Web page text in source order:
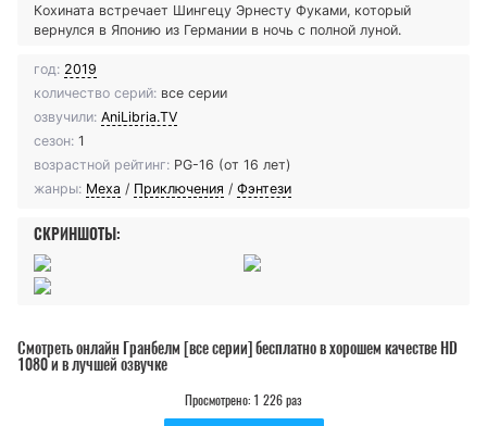
Кохината встречает Шингецу Эрнесту Фуками, который
вернулся в Японию из Германии в ночь с полной луной.
год: 2019
количество серий: все серии
озвучили: AniLibria.TV
сезон: 1
возрастной рейтинг: PG-16 (от 16 лет)
жанры: Меха / Приключения / Фэнтези
СКРИНШОТЫ:
Смотреть онлайн Гранбелм [все серии] бесплатно в хорошем качестве HD
1080 и в лучшей озвучке
Просмотрено: 1 226 раз